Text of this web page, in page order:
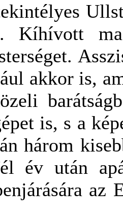
Kíhívott
akkor is,
is, s a
három
év után
az